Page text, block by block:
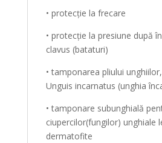
• protecție la frecare
• protecție la presiune după
clavus (bataturi)
• tamponarea pliului
Unguis incarnatus (unghia
• tamponare subunghială
ciupercilor(fungilor) unghiale
dermatofite